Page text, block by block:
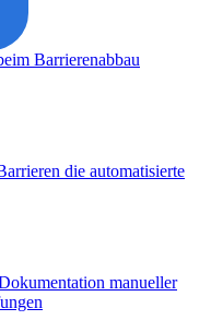
Barrierenabbau
die automatisierte
manueller